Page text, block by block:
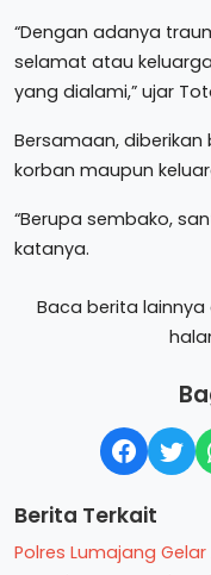
“Dengan adanya
selamat atau
yang dialami,” ujar
Bersamaan,
korban maupun
“Berupa sembako,
katanya.
Baca berita lainnya
Berita Terkait
Polres Lumajang